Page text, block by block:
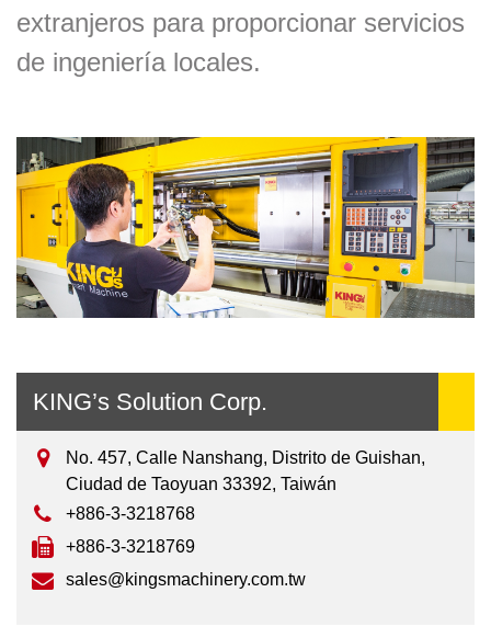
extranjeros para proporcionar servicios
de ingeniería locales.
KING’s Solution Corp.
No. 457, Calle Nanshang, Distrito de Guishan,
Ciudad de Taoyuan 33392, Taiwán
+886-3-3218768
+886-3-3218769
sales@kingsmachinery.com.tw